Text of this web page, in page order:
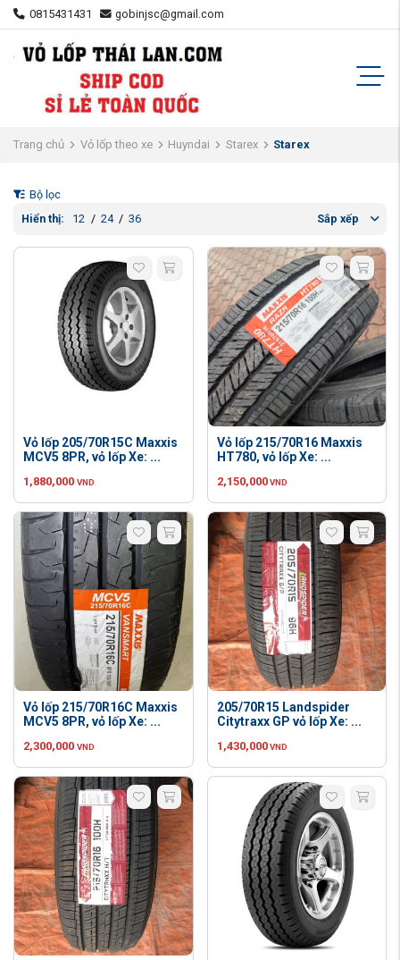
0815431431 gobinjsc@gmail.com
Trang chủ Vỏ lốp theo xe Huyndai Starex Starex
Bộ lọc
Hiển thị:
12 / 24 / 36 Sắp xếp
Vỏ lốp 205/70R15C Maxxis
MCV5 8PR, vỏ lốp Xe: ...
1,880,000 VND
Vỏ lốp 215/70R16 Maxxis
HT780, vỏ lốp Xe: ...
2,150,000 VND
Vỏ lốp 215/70R16C Maxxis
MCV5 8PR, vỏ lốp Xe: ...
2,300,000 VND
205/70R15 Landspider
Citytraxx GP vỏ lốp Xe: ...
1,430,000 VND